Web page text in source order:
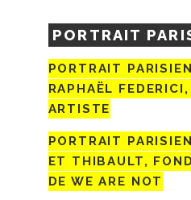
PORTRAIT
PORTRAIT
RAPHAËL
ARTISTE
PORTRAIT
ET THIBAULT,
DE WE ARE NOT